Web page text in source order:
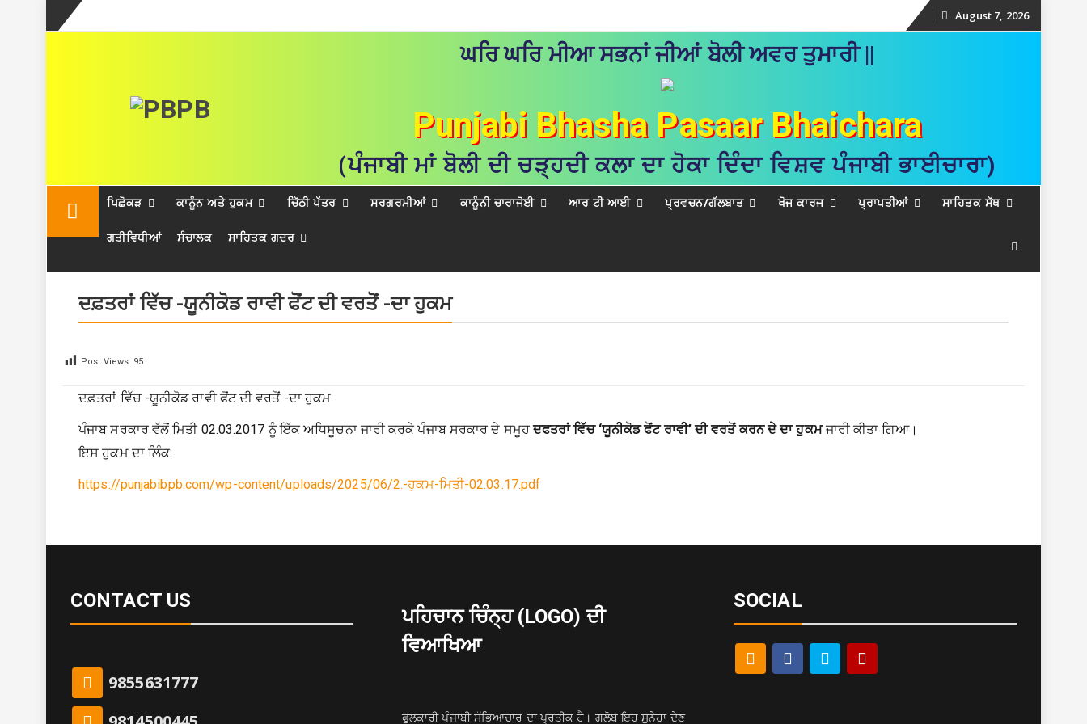
Skip
August 7, 2026
ਘਰਿ ਘਰਿ ਮੀਆ ਸਭਨਾਂ ਜੀਆਂ ਬੋਲੀ ਅਵਰ ਤੁਮਾਰੀ ||
Punjabi Bhasha Pasaar Bhaichara
(ਪੰਜਾਬੀ ਮਾਂ ਬੋਲੀ ਦੀ ਚੜ੍ਹਦੀ ਕਲਾ ਦਾ ਹੋਕਾ ਦਿੰਦਾ ਵਿਸ਼ਵ ਪੰਜਾਬੀ ਭਾਈਚਾਰਾ)
ਪਿਛੋਕੜ ਕਾਨੂੰਨ ਅਤੇ ਹੁਕਮ ਚਿੱਠੀ ਪੱਤਰ ਸਰਗਰਮੀਆਂ ਕਾਨੂੰਨੀ ਚਾਰਾਜੋਈ ਆਰ ਟੀ ਆਈ ਪ੍ਰਵਚਨ/ਗੱਲਬਾਤ ਖੋਜ ਕਾਰਜ ਪ੍ਰਾਪਤੀਆਂ ਸਾਹਿਤਕ ਸੱਥ
ਗਤੀਵਿਧੀਆਂ ਸੰਚਾਲਕ ਸਾਹਿਤਕ ਗਦਰ
ਦਫ਼ਤਰਾਂ ਵਿੱਚ -ਯੂਨੀਕੋਡ ਰਾਵੀ ਫੋਂਟ ਦੀ ਵਰਤੋਂ -ਦਾ ਹੁਕਮ
Post Views: 95
ਦਫ਼ਤਰਾਂ ਵਿੱਚ -ਯੂਨੀਕੋਡ ਰਾਵੀ ਫੋਂਟ ਦੀ ਵਰਤੋਂ -ਦਾ ਹੁਕਮ
ਪੰਜਾਬ ਸਰਕਾਰ ਵੱਲੋਂ ਮਿਤੀ 02.03.2017 ਨੂੰ ਇੱਕ ਅਧਿਸੂਚਨਾ ਜਾਰੀ ਕਰਕੇ ਪੰਜਾਬ ਸਰਕਾਰ ਦੇ ਸਮੂਹਦਫਤਰਾਂ ਵਿੱਚ ‘ਯੂਨੀਕੋਡ ਫੋਂਟ ਰਾਵੀ’ ਦੀ ਵਰਤੋਂ ਕਰਨ ਦੇ ਦਾ ਹੁਕਮਜਾਰੀ ਕੀਤਾ ਗਿਆ।
ਇਸ ਹੁਕਮ ਦਾ ਲਿੰਕ:
https://punjabibpb.com/wp-content/uploads/2025/06/2.-ਹੁਕਮ-ਮਿਤੀ-02.03.17.pdf
CONTACT US
9855631777
ਪਹਿਚਾਨ ਚਿੰਨ੍ਹ (LOGO) ਦੀ
ਵਿਆਖਿਆ
ਫੁਲਕਾਰੀ ਪੰਜਾਬੀ ਸੱਭਿਆਚਾਰ ਦਾ ਪ੍ਰਤੀਕ ਹੈ। ਗਲੋਬ ਇਹ ਸੁਨੇਹਾ ਦੇਣ
SOCIAL